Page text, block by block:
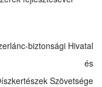
biztonsági Hivatal
és
Szövetsége